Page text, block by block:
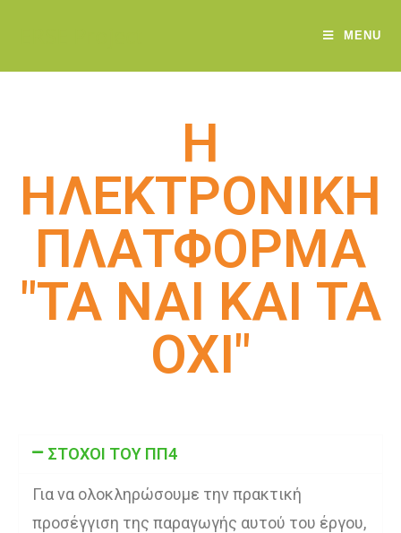
MENU
Η
ΗΛΕΚΤΡΟΝΙΚΗ
ΠΛΑΤΦΟΡΜΑ
"ΤΑ ΝΑΙ ΚΑΙ ΤΑ
ΟΧΙ"
ΣΤΟΧΟΙ ΤΟΥ ΠΠ4
Για να ολοκληρώσουμε την πρακτική
προσέγγιση της παραγωγής αυτού του έργου,